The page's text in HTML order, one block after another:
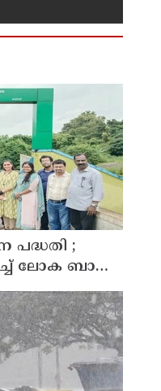
പദ്ധതി ;
ലോക ബാങ്ക്